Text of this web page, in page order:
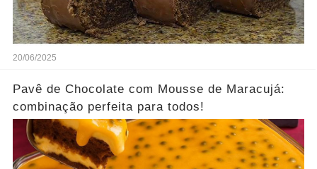
20/06/2025
Pavê de Chocolate com Mousse de Maracujá:
combinação perfeita para todos!